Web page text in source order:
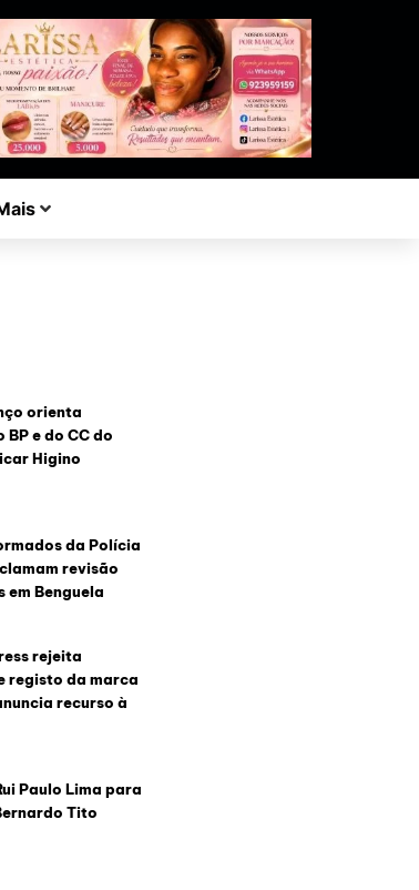
orienta
BP e do CC do
Higino
da Polícia
revisão
em Benguela
rejeita
registo da marca
recurso à
Paulo Lima para
Tito